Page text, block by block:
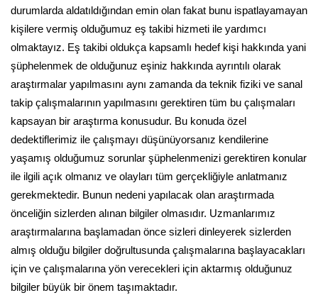
durumlarda aldatıldığından emin olan fakat bunu ispatlayamayan
kişilere vermiş olduğumuz eş takibi hizmeti ile yardımcı
olmaktayız. Eş takibi oldukça kapsamlı hedef kişi hakkında yani
şüphelenmek de olduğunuz eşiniz hakkında ayrıntılı olarak
araştırmalar yapılmasını aynı zamanda da teknik fiziki ve sanal
takip çalışmalarının yapılmasını gerektiren tüm bu çalışmaları
kapsayan bir araştırma konusudur. Bu konuda özel
dedektiflerimiz ile çalışmayı düşünüyorsanız kendilerine
yaşamış olduğumuz sorunlar şüphelenmenizi gerektiren konular
ile ilgili açık olmanız ve olayları tüm gerçekliğiyle anlatmanız
gerekmektedir. Bunun nedeni yapılacak olan araştırmada
önceliğin sizlerden alınan bilgiler olmasıdır. Uzmanlarımız
araştırmalarına başlamadan önce sizleri dinleyerek sizlerden
almış olduğu bilgiler doğrultusunda çalışmalarına başlayacakları
için ve çalışmalarına yön verecekleri için aktarmış olduğunuz
bilgiler büyük bir önem taşımaktadır.